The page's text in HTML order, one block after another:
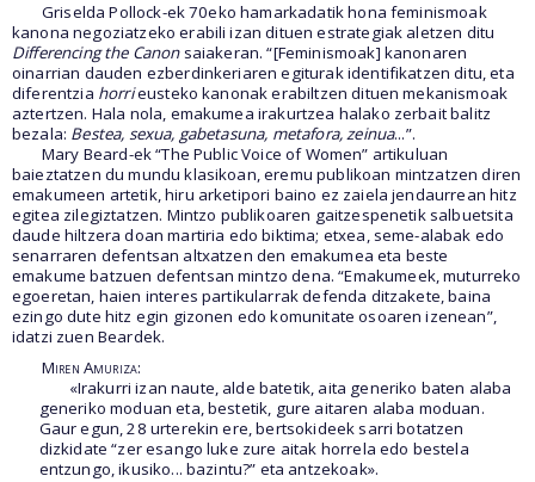
Griselda Pollock-ek 70eko hamarkadatik hona feminismoak
kanona negoziatzeko erabili izan dituen estrategiak aletzen ditu
Differencing the Canon saiakeran. “[Feminismoak] kanonaren
oinarrian dauden ezberdinkeriaren egiturak identifikatzen ditu, eta
diferentzia horrieusteko kanonak erabiltzen dituen mekanismoak
aztertzen. Hala nola, emakumea irakurtzea halako zerbait balitz
bezala: Bestea, sexua, gabetasuna, metafora, zeinua...”.
Mary Beard-ek “The Public Voice of Women” artikuluan
baieztatzen du mundu klasikoan, eremu publikoan mintzatzen diren
emakumeen artetik, hiru arketipori baino ez zaiela jendaurrean hitz
egitea zilegiztatzen. Mintzo publikoaren gaitzespenetik salbuetsita
daude hiltzera doan martiria edo biktima; etxea, seme-alabak edo
senarraren defentsan altxatzen den emakumea eta beste
emakume batzuen defentsan mintzo dena. “Emakumeek, muturreko
egoeretan, haien interes partikularrak defenda ditzakete, baina
ezingo dute hitz egin gizonen edo komunitate osoaren izenean”,
idatzi zuen Beardek.
Miren Amuriza:
«Irakurri izan naute, alde batetik, aita generiko baten alaba
generiko moduan eta, bestetik, gure aitaren alaba moduan.
Gaur egun, 28 urterekin ere, bertsokideek sarri botatzen
dizkidate “zer esango luke zure aitak horrela edo bestela
entzungo, ikusiko... bazintu?” eta antzekoak».